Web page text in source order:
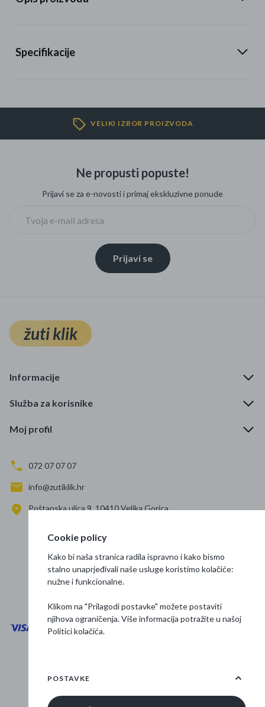
Specifikacije
VELIKI IZBOR PROIZVODA
Ne propusti popuste!
Prijavi se za e-novosti i primaj ekskluzivne ponude
Prijavi se
žuti klik
Informacije
Služba za korisnike
Moj profil
072 07 07 07
info@zutiklik.hr
Poštanska ulica 9, 10410 Velika Gorica
Prati nas
Osnovne informacije
Cookie policy
Kako bi naša stranica radila ispravno i kako bismo
stalno unaprjeđivali naše usluge koristimo kolačiće:
nužne i funkcionalne.
Klikom na "Prilagodi postavke" možete postaviti
njihova ograničenja. Više informacija potražite u našoj
Politici kolačića.
POSTAVKE